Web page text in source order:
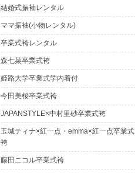
結婚式振袖レンタル
ママ振袖(小物レンタル)
卒業式袴レンタル
森七菜卒業式袴
姫路大学卒業式学内着付
今田美桜卒業式袴
JAPANSTYLE×中村里砂卒業式袴
玉城ティナ×紅一点・emma×紅一点卒業式
袴
藤田ニコル卒業式袴